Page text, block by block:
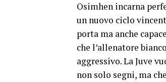
Osimhen incarna
un nuovo ciclo
porta ma anche
che l’allenatore
aggressivo. La Juve
non solo segni, ma